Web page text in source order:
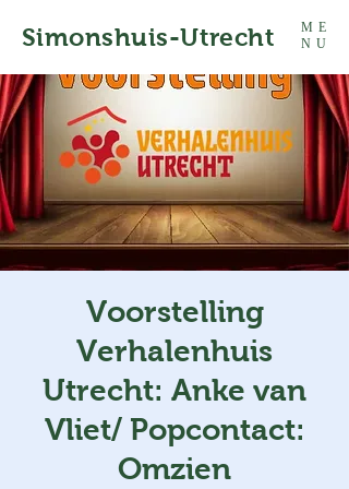
ME
NU
Simonshuis-Utrecht
Voorstelling
Verhalenhuis
Utrecht: Anke van
Vliet/ Popcontact:
Omzien